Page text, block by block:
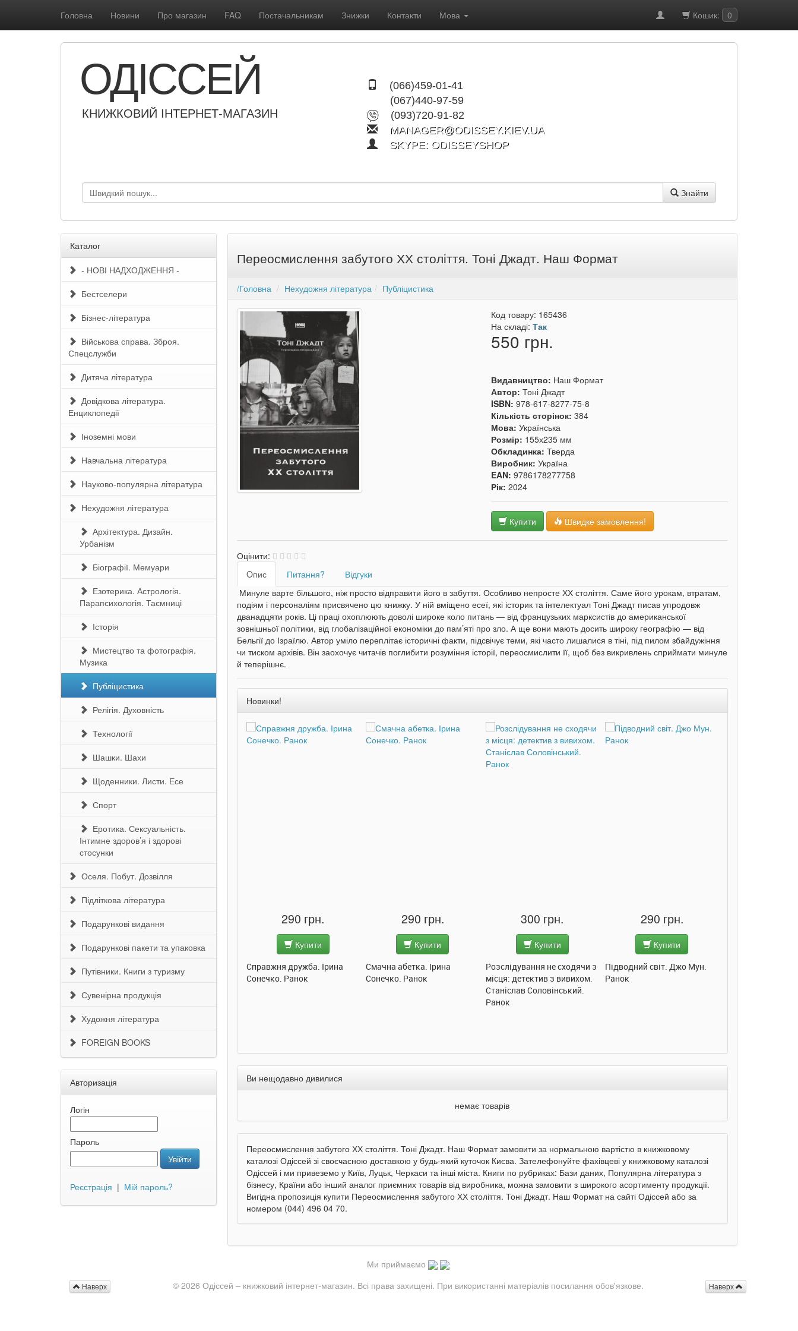
Головна Новини Про магазин FAQ Постачальникам Знижки Контакти Мова Кошик: 0
(066)459-01-41
(067)440-97-59
(093)720-91-82
MANAGER@ODISSEY.KIEV.UA
SKYPE: ODISSEYSHOP
ОДІССЕЙ
КНИЖКОВИЙ ІНТЕРНЕТ-МАГАЗИН
Знайти
Каталог
- НОВІ НАДХОДЖЕННЯ -
Бестселери
Бізнес-література
Військова справа. Зброя.
Спецслужби
Дитяча література
Довідкова література.
Енциклопедії
Іноземні мови
Навчальна література
Науково-популярна література
Нехудожня література
Архітектура. Дизайн.
Урбанізм
Біографії. Мемуари
Езотерика. Астрологія.
Парапсихологія. Таємниці
Історія
Мистецтво та фотографія.
Музика
Публіцистика
Релігія. Духовність
Технології
Шашки. Шахи
Щоденники. Листи. Есе
Спорт
Еротика. Сексуальність.
Інтимне здоров’я і здорові
стосунки
Оселя. Побут. Дозвілля
Підліткова література
Подарункові видання
Подарункові пакети та упаковка
Путівники. Книги з туризму
Сувенірна продукція
Художня література
FOREIGN BOOKS
Авторизація
Логін
Пароль
Увійти
Реєстрація | Мій пароль?
Переосмислення забутого ХХ століття. Тоні Джадт. Наш Формат
/Головна Нехудожня література Публіцистика
Код товару: 165436
На складі:Так
550 грн.
Видавництво: Наш Формат
Автор:Тоні Джадт
ISBN:978-617-8277-75-8
Кількість сторінок:384
Мова:Українська
Розмір: 155х235 мм
Обкладинка:Тверда
Виробник:Україна
EAN:9786178277758
Рік:2024
Купити Швидке замовлення!
Оцінити:
Oпис
Питання?
Відгуки
Минуле варте більшого, ніж просто відправити його в забуття. Особливо непросте ХХ століття. Саме його урокам, втратам,
подіям і персоналіям присвячено цю книжку. У ній вміщено есеї, які історик та інтелектуал Тоні Джадт писав упродовж
дванадцяти років. Ці праці охоплюють доволі широке коло питань — від французьких марксистів до американської
зовнішньої політики, від глобалізаційної економіки до пам’яті про зло. А ще вони мають досить широку географію — від
Бельгії до Ізраїлю. Автор уміло переплітає історичні факти, підсвічує теми, які часто лишалися в тіні, під пилом збайдужіння
чи тиском архівів. Він заохочує читачів поглибити розуміння історії, переосмислити її, щоб без викривлень сприймати минуле
й теперішнє.
Новинки!
290 грн.
Купити
Улюблена абетка. Ірина
290 грн.
Купити
Таке велике слоненя. Ірина
Сонечко. Ранок
290 грн.
Купити
Справжня дружба. Ірина
Сонечко. Ранок
290 грн.
Купити
Смачна абетка. Ірина
Сонечко. Ранок
300 грн.
Купити
Розслідування не сходячи з
місця: детектив з вивихом.
Станіслав Соловінський.
Ранок
290 грн.
Купити
Підводний світ. Джо Мун.
Ранок
Ви нещодавно дивилися
немає товарів
Переосмислення забутого ХХ століття. Тоні Джадт. Наш Формат замовити за нормальною вартістю в книжковому
каталозі Одіссей зі своєчасною доставкою у будь-який куточок Києва. Зателефонуйте фахівцеві у книжковому каталозі
Одіссей і ми привеземо у Київ, Луцьк, Черкаси та інші міста. Книги по рубриках: Бази даних, Популярна література з
бізнесу, Країни або інший аналог приємних товарів від виробника, можна замовити з широкого асортименту продукції.
Вигідна пропозиція купити Переосмислення забутого ХХ століття. Тоні Джадт. Наш Формат на сайті Одіссей або за
номером (044) 496 04 70.
Ми приймаємо
Наверх
Наверх © 2026 Одіссей – книжковий інтернет-магазин. Всі права захищені. При використанні матеріалів посилання обов'язкове.